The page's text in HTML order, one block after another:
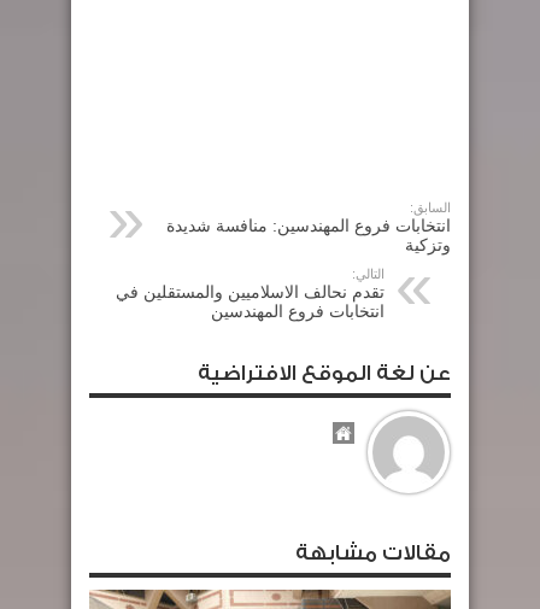
السابق:
انتخابات فروع المهندسين: منافسة شديدة
وتزكية
التالي:
تقدم نحالف الاسلاميين والمستقلين في
انتخابات فروع المهندسين
عن لغة الموقع الافتراضية
مقالات مشابهة